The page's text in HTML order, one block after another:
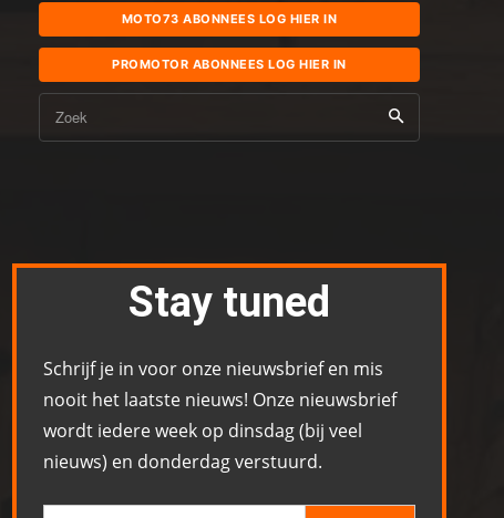
MOTO73 ABONNEES LOG HIER IN
PROMOTOR ABONNEES LOG HIER IN
Zoek
Stay tuned
Schrijf je in voor onze nieuwsbrief en mis
nooit het laatste nieuws! Onze nieuwsbrief
wordt iedere week op dinsdag (bij veel
nieuws) en donderdag verstuurd.